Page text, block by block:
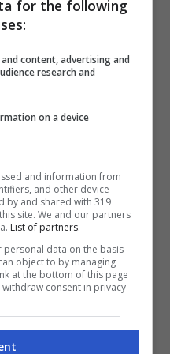
bomba
giorni festivi,
della splendida
for the following
content, advertising and
research and
on a device
and information from
and other device
by and shared with 319
site. We and our partners
List of partners.
personal data on the basis
object to by managing
at the bottom of this page
consent in privacy